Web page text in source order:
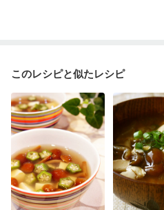
このレシピと似たレシピ